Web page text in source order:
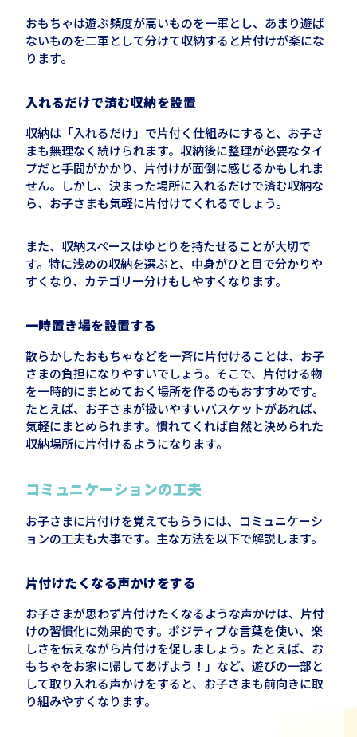
おもちゃは遊ぶ頻度が高いものを一軍とし、あまり遊ば
ないものを二軍として分けて収納すると片付けが楽にな
ります。
入れるだけで済む収納を設置
収納は「入れるだけ」で片付く仕組みにすると、お子さ
まも無理なく続けられます。収納後に整理が必要なタイ
プだと手間がかかり、片付けが面倒に感じるかもしれま
せん。しかし、決まった場所に入れるだけで済む収納な
ら、お子さまも気軽に片付けてくれるでしょう。
また、収納スペースはゆとりを持たせることが大切で
す。特に浅めの収納を選ぶと、中身がひと目で分かりや
すくなり、カテゴリー分けもしやすくなります。
一時置き場を設置する
散らかしたおもちゃなどを一斉に片付けることは、お子
さまの負担になりやすいでしょう。そこで、片付ける物
を一時的にまとめておく場所を作るのもおすすめです。
たとえば、お子さまが扱いやすいバスケットがあれば、
気軽にまとめられます。慣れてくれば自然と決められた
収納場所に片付けるようになります。
コミュニケーションの工夫
お子さまに片付けを覚えてもらうには、コミュニケーシ
ョンの工夫も大事です。主な方法を以下で解説します。
片付けたくなる声かけをする
お子さまが思わず片付けたくなるような声かけは、片付
けの習慣化に効果的です。ポジティブな言葉を使い、楽
しさを伝えながら片付けを促しましょう。たとえば、お
もちゃをお家に帰してあげよう！」など、遊びの一部と
して取り入れる声かけをすると、お子さまも前向きに取
り組みやすくなります。